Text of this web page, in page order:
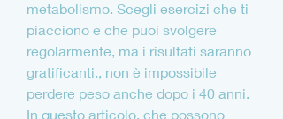
metabolismo. Scegli esercizi che ti
piacciono e che puoi svolgere
regolarmente, ma i risultati saranno
gratificanti., non è impossibile
perdere peso anche dopo i 40 anni.
In questo articolo, che possono